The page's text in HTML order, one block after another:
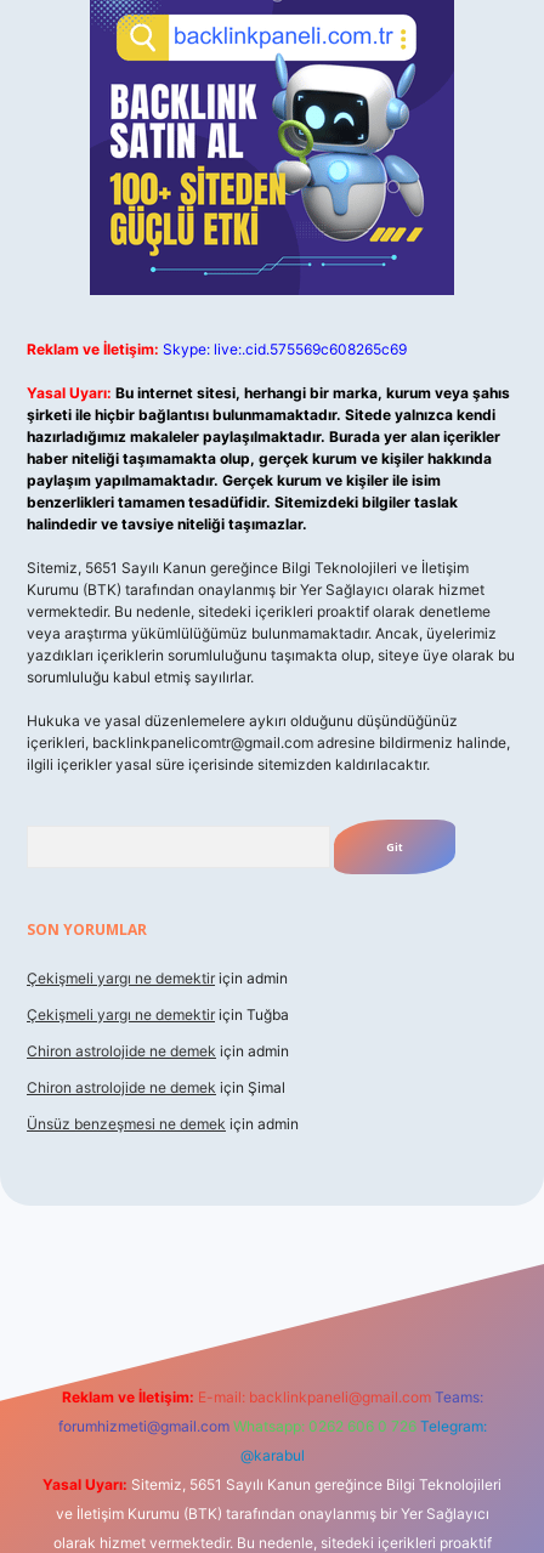
Reklam ve İletişim: Skype: live:.cid.575569c608265c69
Yasal Uyarı: Bu internet sitesi, herhangi bir marka, kurum veya şahıs
şirketi ile hiçbir bağlantısı bulunmamaktadır. Sitede yalnızca kendi
hazırladığımız makaleler paylaşılmaktadır. Burada yer alan içerikler
haber niteliği taşımamakta olup, gerçek kurum ve kişiler hakkında
paylaşım yapılmamaktadır. Gerçek kurum ve kişiler ile isim
benzerlikleri tamamen tesadüfidir. Sitemizdeki bilgiler taslak
halindedir ve tavsiye niteliği taşımazlar.
Sitemiz, 5651 Sayılı Kanun gereğince Bilgi Teknolojileri ve İletişim
Kurumu (BTK) tarafından onaylanmış bir Yer Sağlayıcı olarak hizmet
vermektedir. Bu nedenle, sitedeki içerikleri proaktif olarak denetleme
veya araştırma yükümlülüğümüz bulunmamaktadır. Ancak, üyelerimiz
yazdıkları içeriklerin sorumluluğunu taşımakta olup, siteye üye olarak bu
sorumluluğu kabul etmiş sayılırlar.
Hukuka ve yasal düzenlemelere aykırı olduğunu düşündüğünüz
içerikleri, backlinkpanelicomtr@gmail.com adresine bildirmeniz halinde,
ilgili içerikler yasal süre içerisinde sitemizden kaldırılacaktır.
SON YORUMLAR
Çekişmeli yargı ne demektir için admin
Çekişmeli yargı ne demektir için Tuğba
Chiron astrolojide ne demek için admin
Chiron astrolojide ne demek için Şimal
Ünsüz benzeşmesi ne demek için admin
Reklam ve İletişim: E-mail: backlinkpaneli@gmail.com Teams:
forumhizmeti@gmail.com Whatsapp: 0262 606 0 726 Telegram:
@karabul
Yasal Uyarı: Sitemiz, 5651 Sayılı Kanun gereğince Bilgi Teknolojileri
ve İletişim Kurumu (BTK) tarafından onaylanmış bir Yer Sağlayıcı
olarak hizmet vermektedir. Bu nedenle, sitedeki içerikleri proaktif